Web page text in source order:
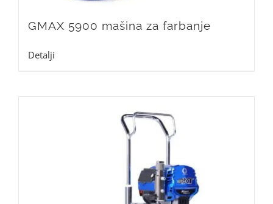
GMAX 5900 mašina za farbanje
Detalji